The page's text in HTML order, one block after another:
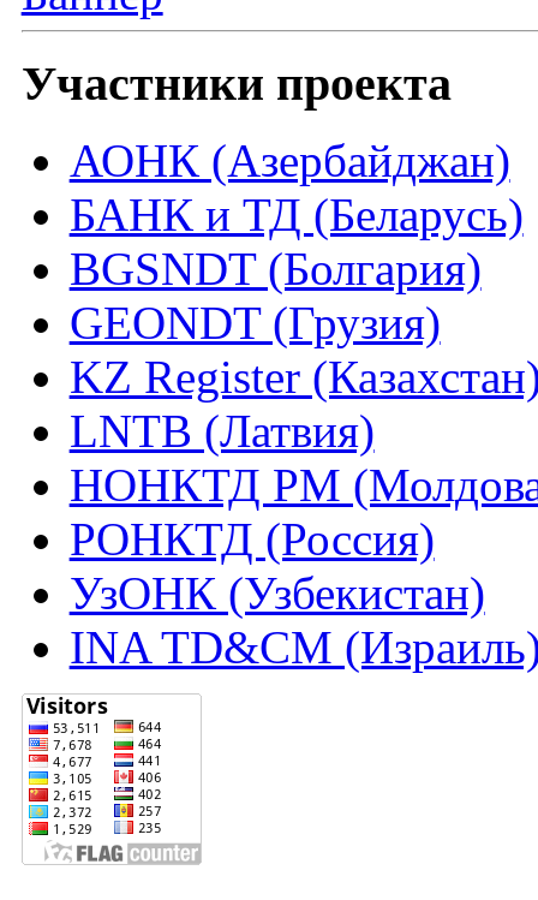
Участники проекта
АОНК (Азербайджан)
БАНК и ТД (Беларусь)
BGSNDT (Болгария)
GEONDT (Грузия)
KZ Register
LNTB (Латвия)
НОНКТД РМ
РОНКТД (Россия)
УзОНК (Узбекистан)
INA TD&CM